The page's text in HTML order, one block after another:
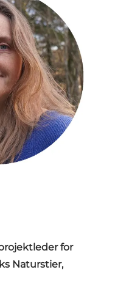
for
Naturstier,